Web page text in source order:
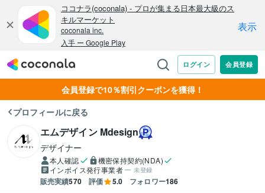
会員登録で10％割引クーポンを獲得！
プロフィールに戻る
エムデザイン Mdesign
デザイナー
本人確認
機密保持契約(NDA)
インボイス発行事業者
未登録
販売実績570 評価 5.0 フォロワー186